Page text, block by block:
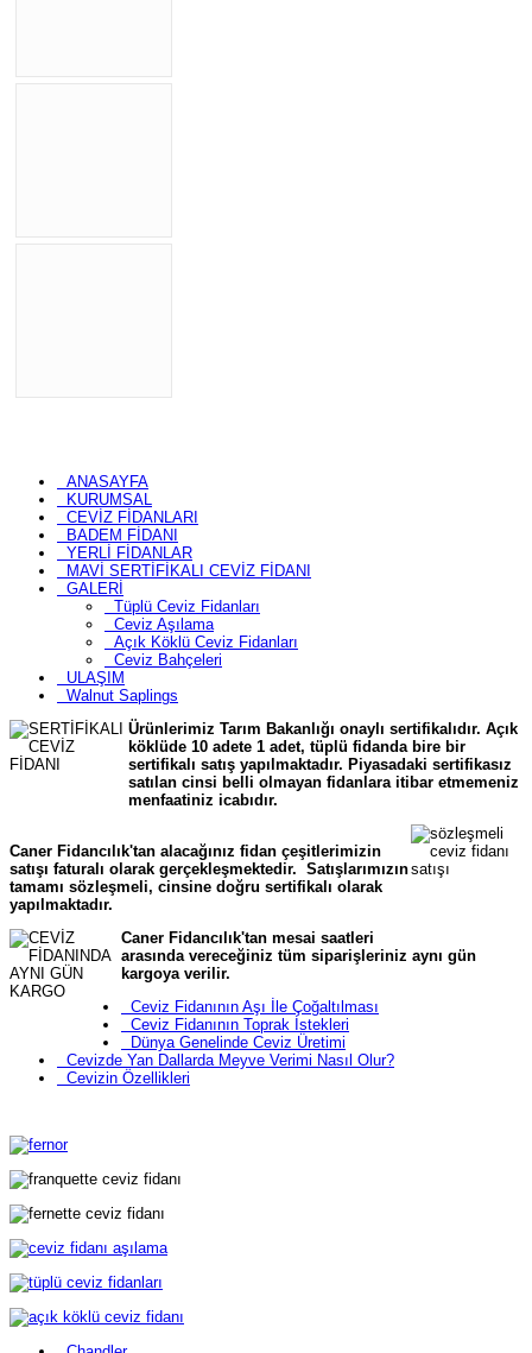
ANASAYFA
KURUMSAL
CEVİZ FİDANLARI
BADEM FİDANI
YERLİ FİDANLAR
MAVİ SERTİFİKALI CEVİZ FİDANI
GALERİ
Tüplü Ceviz Fidanları
Ceviz Aşılama
Açık Köklü Ceviz Fidanları
Ceviz Bahçeleri
ULAŞIM
Walnut Saplings
Ürünlerimiz Tarım Bakanlığı onaylı sertifikalıdır. Açık
köklüde 10 adete 1 adet, tüplü fidanda bire bir
sertifikalı satış yapılmaktadır. Piyasadaki sertifikasız
satılan cinsi belli olmayan fidanlara itibar etmemeniz
menfaatiniz icabıdır.
Caner Fidancılık'tan alacağınız fidan çeşitlerimizin
satışı faturalı olarak gerçekleşmektedir. Satışlarımızın
tamamı sözleşmeli, cinsine doğru sertifikalı olarak
yapılmaktadır.
Caner Fidancılık'tan mesai saatleri
arasında vereceğiniz tüm siparişleriniz aynı gün
kargoya verilir.
Ceviz Fidanının Aşı İle Çoğaltılması
Ceviz Fidanının Toprak İstekleri
Dünya Genelinde Ceviz Üretimi
Cevizde Yan Dallarda Meyve Verimi Nasıl Olur?
Cevizin Özellikleri